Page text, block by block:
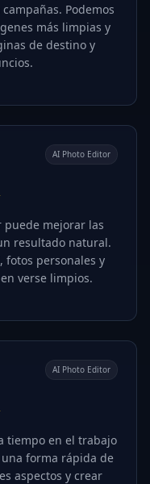
Podemos
más limpias y
de destino y
AI Photo Editor
puede mejorar las
resultado natural.
fotos personales y
verse limpios.
AI Photo Editor
tiempo en el trabajo
forma rápida de
aspectos y crear